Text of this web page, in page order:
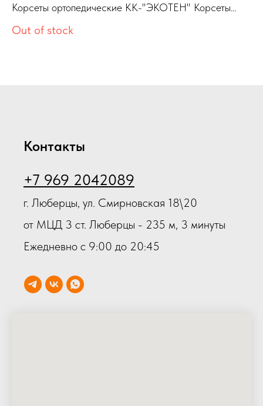
Корсеты ортопедические КК-"ЭКОТЕН" Корсеты
ортопедические КК-"ЭКОТЕН"-Т4 бежевый р-р 1
Out of stock
Контакты
+7 969 2042089
г. Люберцы, ул. Смирновская 18\20
от МЦД 3 ст. Люберцы - 235 м, 3 минуты
Ежедневно с 9:00 до 20:45